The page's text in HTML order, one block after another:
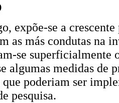
expõe-se a
as más condutas na
se superficialmente
algumas medidas de
poderiam ser
pesquisa.